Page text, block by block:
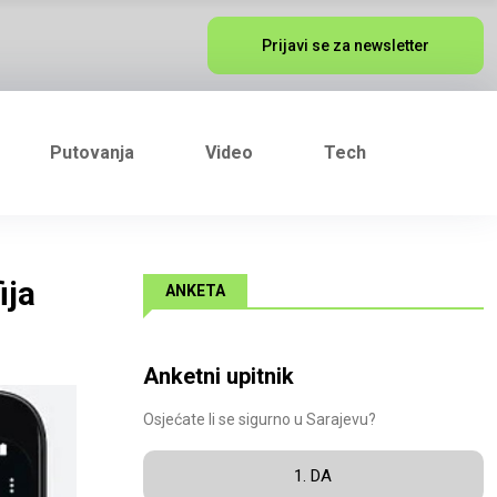
Prijavi se za newsletter
Putovanja Video Tech
ANKETA
Anketni upitnik
Osjećate li se sigurno u Sarajevu?
1. DA